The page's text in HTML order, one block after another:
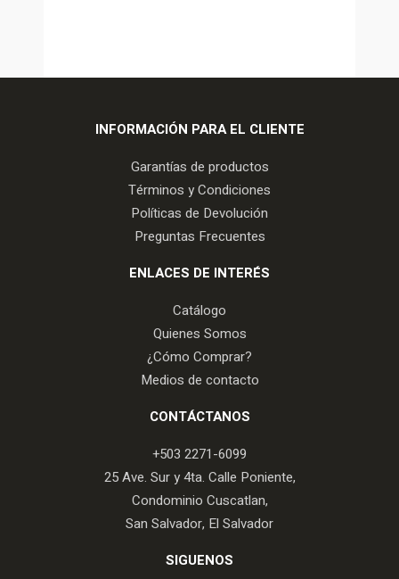
INFORMACIÓN PARA EL CLIENTE
Garantías de productos
Términos y Condiciones
Políticas de Devolución
Preguntas Frecuentes
ENLACES DE INTERÉS
Catálogo
Quienes Somos
¿Cómo Comprar?
Medios de contacto
CONTÁCTANOS
+503 2271-6099
25 Ave. Sur y 4ta. Calle Poniente,
Condominio Cuscatlan,
San Salvador, El Salvador
SIGUENOS